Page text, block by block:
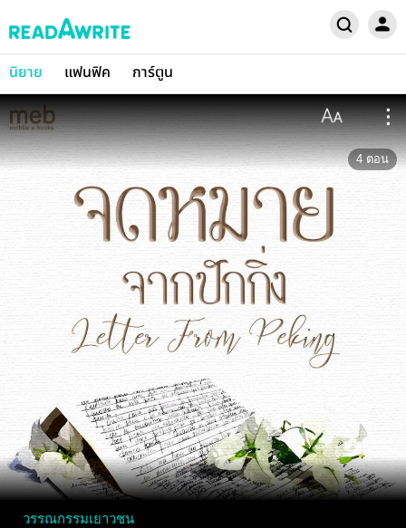
นิยาย แฟนฟิค การ์ตูน
4 ตอน
วรรณกรรมเยาวชน